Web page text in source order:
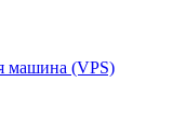
машина (VPS)